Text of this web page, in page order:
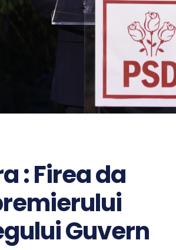
: Firea da
Guvern